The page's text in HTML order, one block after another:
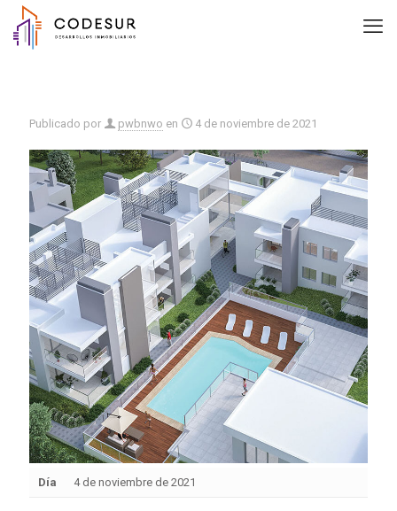
Publicado por pwbnwo en 4 de noviembre de 2021
Día 4 de noviembre de 2021